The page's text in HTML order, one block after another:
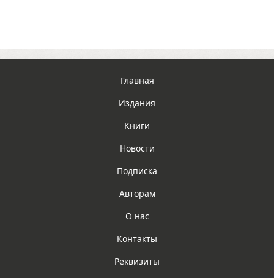
Главная
Издания
Книги
Новости
Подписка
Авторам
О нас
Контакты
Реквизиты